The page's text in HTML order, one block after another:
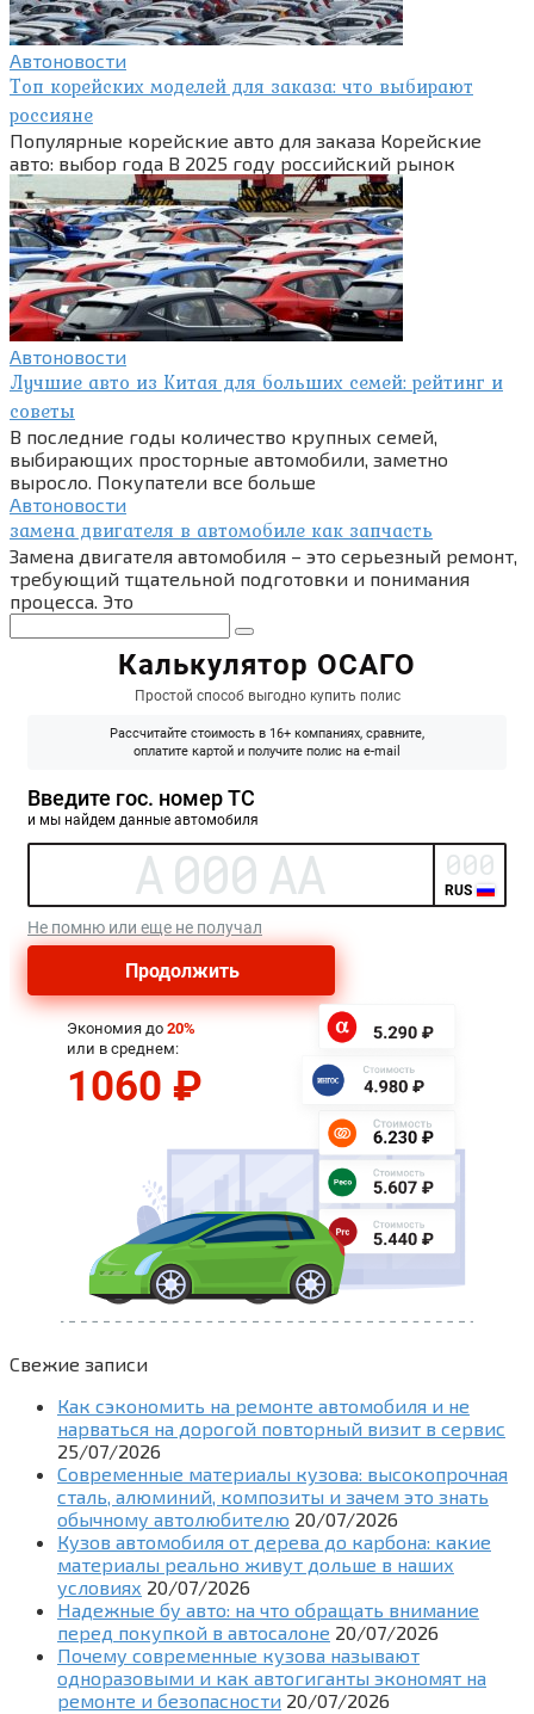
Автоновости
Топ корейских моделей для заказа: что выбирают
россияне
Популярные корейские авто для заказа Корейские
авто: выбор года В 2025 году российский рынок
Автоновости
Лучшие авто из Китая для больших семей: рейтинг и
советы
В последние годы количество крупных семей,
выбирающих просторные автомобили, заметно
выросло. Покупатели все больше
Автоновости
замена двигателя в автомобиле как запчасть
Замена двигателя автомобиля – это серьезный ремонт,
требующий тщательной подготовки и понимания
процесса. Это
Свежие записи
Как сэкономить на ремонте автомобиля и не
нарваться на дорогой повторный визит в сервис
25/07/2026
Современные материалы кузова: высокопрочная
сталь, алюминий, композиты и зачем это знать
обычному автолюбителю 20/07/2026
Кузов автомобиля от дерева до карбона: какие
материалы реально живут дольше в наших
условиях 20/07/2026
Надежные бу авто: на что обращать внимание
перед покупкой в автосалоне 20/07/2026
Почему современные кузова называют
одноразовыми и как автогиганты экономят на
ремонте и безопасности 20/07/2026